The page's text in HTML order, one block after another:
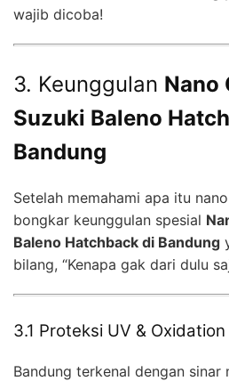
wajib dicoba!
3. Keunggulan Nano
Suzuki Baleno
Bandung
Setelah memahami apa itu
bongkar keunggulan spesial
Baleno Hatchback di Bandung
bilang, “Kenapa gak dari dulu
3.1 Proteksi UV &
Bandung terkenal dengan